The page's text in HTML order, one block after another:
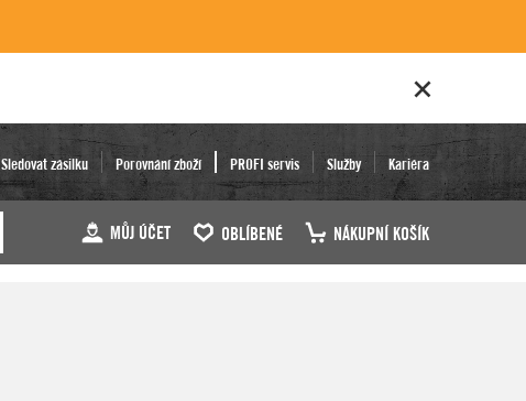
Sledovat zásilku Porovnání zboží PROFI servis Služby Kariéra
MŮJ ÚČET OBLÍBENÉ NÁKUPNÍ KOŠÍK